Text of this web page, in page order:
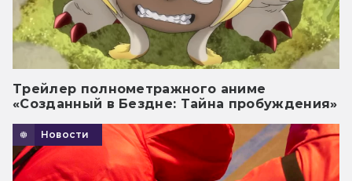
Трейлер полнометражного аниме
«Созданный в Бездне: Тайна пробуждения»
Новости